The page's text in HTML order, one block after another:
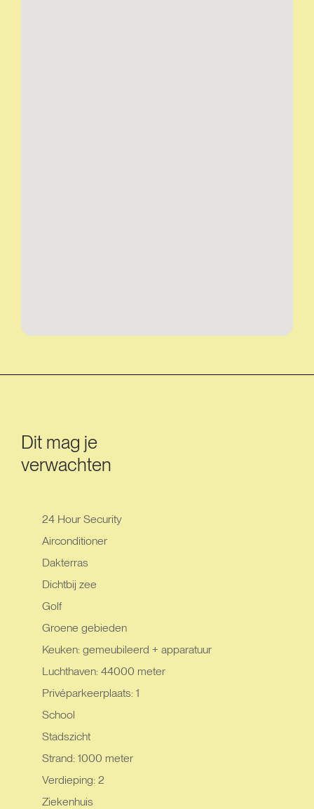
Dit mag je
verwachten
24 Hour Security
Airconditioner
Dakterras
Dichtbij zee
Golf
Groene gebieden
Keuken: gemeubileerd + apparatuur
Luchthaven: 44000 meter
Privéparkeerplaats: 1
School
Stadszicht
Strand: 1000 meter
Verdieping: 2
Ziekenhuis